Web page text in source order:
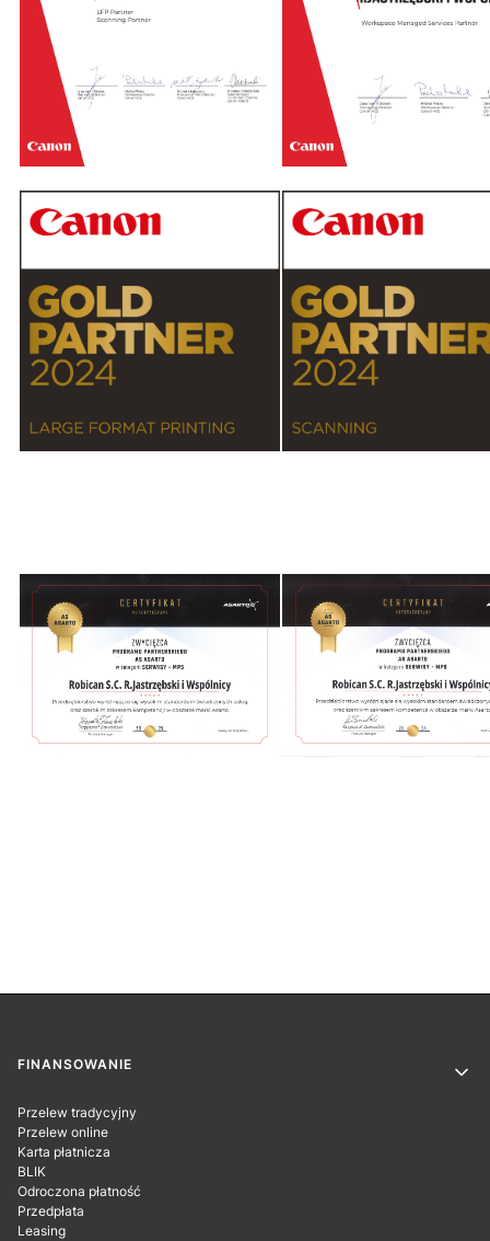
Linki w stopce
FINANSOWANIE
Przelew tradycyjny
Przelew online
Karta płatnicza
BLIK
Odroczona płatność
Przedpłata
Leasing